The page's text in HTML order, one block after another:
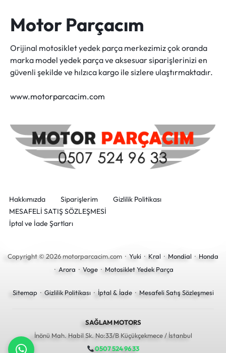
Motor Parçacım
Orijinal motosiklet yedek parça merkezimiz çok oranda
marka model yedek parça ve aksesuar siparişlerinizi en
güvenli şekilde ve hılzıca kargo ile sizlere ulaştırmaktadır.
www.motorparcacim.com
Hakkımızda Siparişlerim
Gizlilik Politikası
MESAFELİ SATIŞ SÖZLEŞMESİ
İptal ve İade Şartları
Copyright © 2026 motorparcacim.com · Yuki · Kral · Mondial · Honda
· Arora · Voge· Motosiklet Yedek Parça
Sitemap · Gizlilik Politikası · İptal & İade· Mesafeli Satış Sözleşmesi
SAĞLAM MOTORS
İnönü Mah. Habil Sk. No:33/B Küçükçekmece / İstanbul
0507 524 96 33